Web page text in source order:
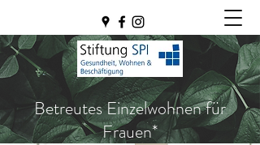
Betreutes Einzelwohnen für
Frauen*